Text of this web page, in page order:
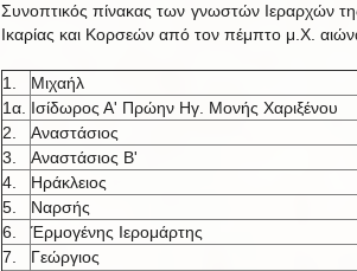
Συνοπτικός πίνακας των γνωστών Ιεραρχών
Ικαρίας και Κορσεών από τον πέμπτο μ.Χ.
1. Μιχαήλ
1α. Ισίδωρος Α' Πρώην Ηγ. Μονής Χαριξένου
2.
Αναστάσιος
3.
Αναστάσιος Β'
4.
Ηράκλειος
5.
Ναρσής
6.
Έρμογένης Ιερομάρτης
7.
Γεώργιος